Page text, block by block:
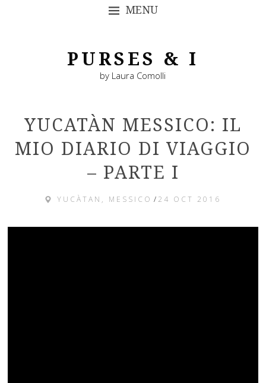
MENU
PURSES & I
by Laura Comolli
YUCATÀN MESSICO: IL
MIO DIARIO DI VIAGGIO
– PARTE I
YUCÀTAN, MESSICO / 24 OCT 2016